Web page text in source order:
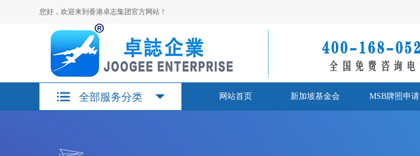
您好，欢迎来到香港卓志集团官方网站！
全部服务分类 网站首页 新加坡基金会 MSB牌照申请